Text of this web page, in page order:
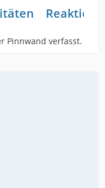
Pinnwand verfasst.